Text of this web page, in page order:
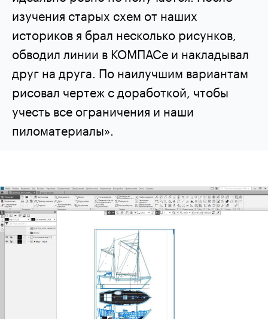
изучения старых схем от наших
историков я брал несколько рисунков,
обводил линии в КОМПАСе и накладывал
друг на друга. По наилучшим вариантам
рисовал чертеж с доработкой, чтобы
учесть все ограничения и наши
пиломатериалы».